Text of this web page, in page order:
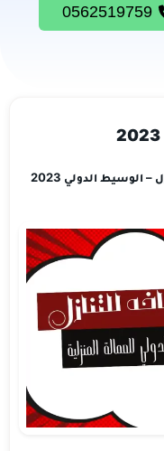
– الوسيط الدولي 2023